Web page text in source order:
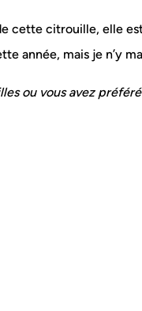
cette citrouille, elle
année, mais je n’y
ou vous avez